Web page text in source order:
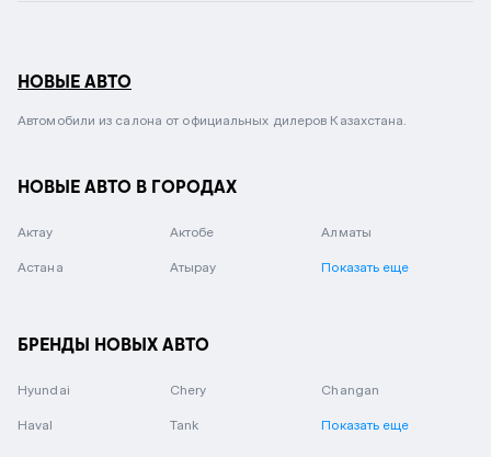
НОВЫЕ АВТО
Автомобили из салона от официальных дилеров Казахстана.
НОВЫЕ АВТО В ГОРОДАХ
Актау Актобе Алматы
Астана Атырау Показать еще
БРЕНДЫ НОВЫХ АВТО
Hyundai Chery Changan
Haval Tank Показать еще